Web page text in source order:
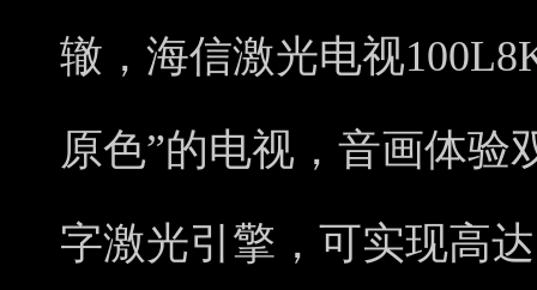
辙，海信激光电视
原色”的电视，音画体验
字激光引擎，可实现高